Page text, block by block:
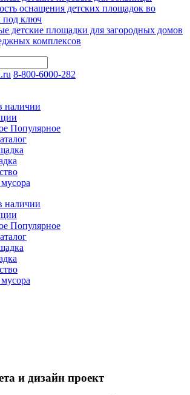
оснащения детских площадок во
под ключ
детские площадки для загородных домов
комплексов
8-800-6000-282
наличии
Популярное
наличии
Популярное
и дизайн проект